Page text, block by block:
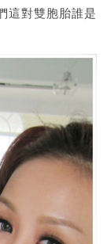
這對雙胞胎誰是